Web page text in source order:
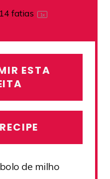
14 fatias 1x
ESTA
de milho